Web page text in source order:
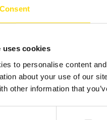
Consent
uses cookies
to personalise content
about your use of our
other information that
dekoracja w